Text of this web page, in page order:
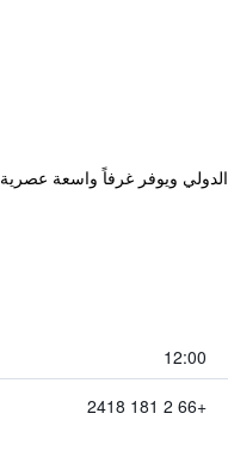
يبعد فندق Sinsuvarn Airport Suite Hotel SHA Extra Plus Certified B5040 حوالي 5 دقائق مشياً على الأقدام عن مطار Suvarnabhumi الدولي ويوفر غرفاً واسعة عصرية
12:00
+66 2 181 2418